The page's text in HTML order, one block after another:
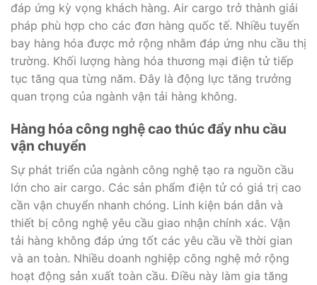
đáp ứng kỳ vọng khách hàng. Air cargo trở thành giải
pháp phù hợp cho các đơn hàng quốc tế. Nhiều tuyến
bay hàng hóa được mở rộng nhằm đáp ứng nhu cầu thị
trường. Khối lượng hàng hóa thương mại điện tử tiếp
tục tăng qua từng năm. Đây là động lực tăng trưởng
quan trọng của ngành vận tải hàng không.
Hàng hóa công nghệ cao thúc đẩy nhu cầu
vận chuyển
Sự phát triển của ngành công nghệ tạo ra nguồn cầu
lớn cho air cargo. Các sản phẩm điện tử có giá trị cao
cần vận chuyển nhanh chóng. Linh kiện bán dẫn và
thiết bị công nghệ yêu cầu giao nhận chính xác. Vận
tải hàng không đáp ứng tốt các yêu cầu về thời gian
và an toàn. Nhiều doanh nghiệp công nghệ mở rộng
hoạt động sản xuất toàn cầu. Điều này làm gia tăng